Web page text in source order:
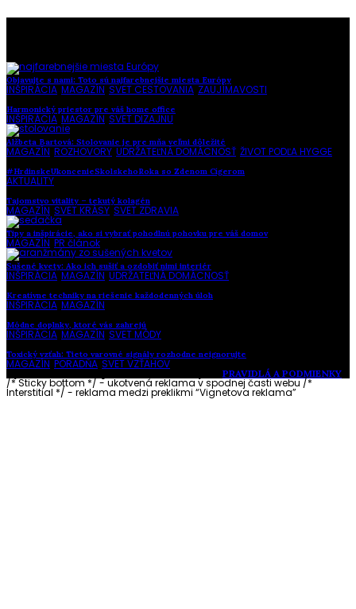
Objavujte s nami: Toto sú najfarebnejšie miesta Európy
INŠPIRÁCIA MAGAZÍN SVET CESTOVANIA ZAUJÍMAVOSTI
Harmonický priestor pre váš home office
INŠPIRÁCIA MAGAZÍN SVET DIZAJNU
Alžbeta Bartová: Stolovanie je pre mňa veľmi dôležité
MAGAZÍN ROZHOVORY UDRŽATEĽNÁ DOMÁCNOSŤ ŽIVOT PODĽA HYGGE
#HrdinskeUkoncenieSkolskehoRoka so Zdenom Cígerom
AKTUALITY
Tajomstvo vitality – tekutý kolagén
MAGAZÍN SVET KRÁSY SVET ZDRAVIA
Tipy a inšpirácie, ako si vybrať pohodlnú pohovku pre váš domov
MAGAZÍN PR článok
Sušené kvety: Ako ich sušiť a ozdobiť nimi interiér
INŠPIRÁCIA MAGAZÍN UDRŽATEĽNÁ DOMÁCNOSŤ
Kreatívne techniky na riešenie každodenných úloh
INŠPIRÁCIA MAGAZÍN
Módne doplnky, ktoré vás zahrejú
INŠPIRÁCIA MAGAZÍN SVET MÓDY
Toxický vzťah: Tieto varovné signály rozhodne neignorujte
MAGAZÍN PORADŇA SVET VZŤAHOV
Vytvorené s láskou pre vás © Akčné ženy • PRAVIDLÁ A PODMIENKY
/* Sticky bottom */ - ukotvená reklama v spodnej časti webu/*
Interstitial */ - reklama medzi preklikmi “Vignetova reklama”